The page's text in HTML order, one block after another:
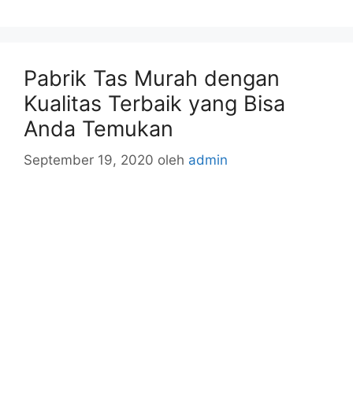
Pabrik Tas Murah dengan
Kualitas Terbaik yang Bisa
Anda Temukan
September 19, 2020 oleh admin